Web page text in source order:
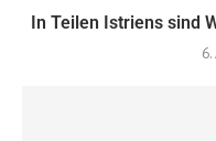
In Teilen Istriens sind